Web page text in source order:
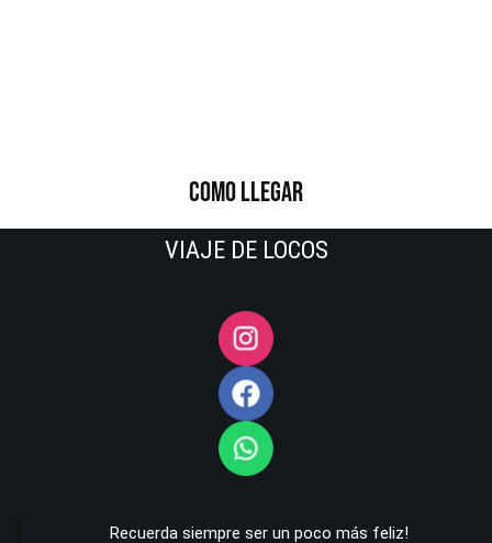
COMO LLEGAR
VIAJE DE LOCOS
Recuerda siempre ser un poco más feliz!